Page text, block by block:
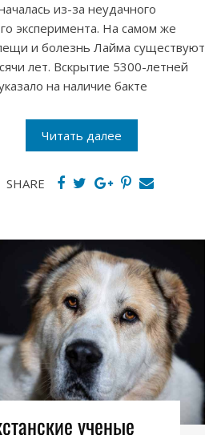
из-за неудачного
эксперимента. На самом же
и болезнь Лайма существуют
лет. Вскрытие 5300-летней
на наличие бакте
Читать далее
SHARE
ученые